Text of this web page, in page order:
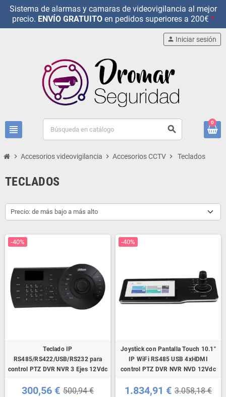
Sistema de alarmas y camaras de videovigilancia al mejor
precio. ENVÍO GRATUITOen pedidos superiores a 200€*
view_headline search
person Iniciar sesión
0
chevron_right Accesorios videovigilancia chevron_right Accesorios CCTV chevron_right Teclados
TECLADOS
Precio: de más bajo a más alto
-40%
Teclado IP
RS485/RS422/USB/RS232 para
control PTZ DVR NVR 3 Ejes 12Vdc
300,56 € 500,94 €
-40%
Joystick con Pantalla Touch 10.1"
IP WiFi RS485 USB 4xHDMI
control PTZ DVR NVR NVD 12Vdc
1.834,91 € 3.058,18 €